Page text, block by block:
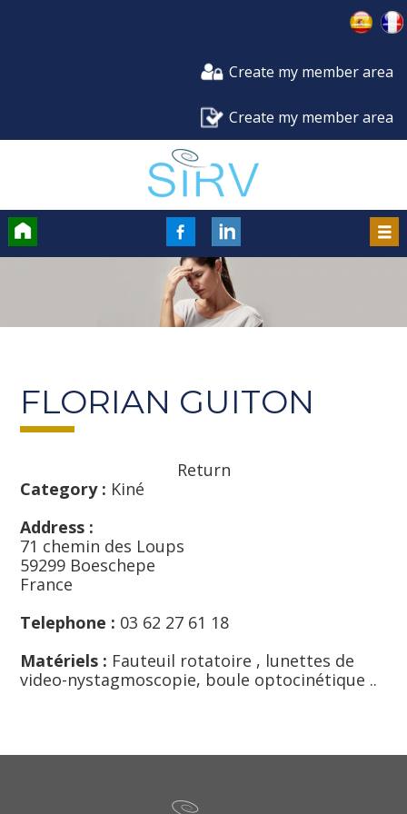
Create my member area
Create my member area
FaceBookLinkedIn
FLORIAN GUITON
Return
Category : Kiné
Address :
71 chemin des Loups
59299 Boeschepe
France
Telephone : 03 62 27 61 18
Matériels : Fauteuil rotatoire , lunettes de
video-nystagmoscopie, boule optocinétique ..